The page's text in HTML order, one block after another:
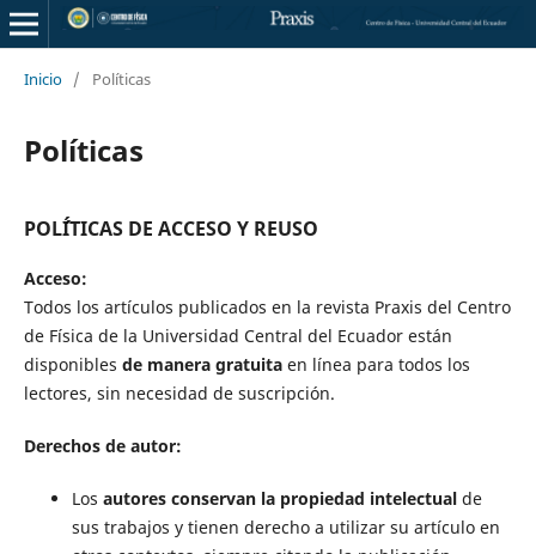
Inicio / Políticas
Políticas
POL´ÍTICAS DE ACCESO Y REUSO
Acceso:
Todos los artículos publicados en la revista Praxis del Centro
de Física de la Universidad Central del Ecuador están
disponibles de manera gratuitaen línea para todos los
lectores, sin necesidad de suscripción.
Derechos de autor:
Los autores conservan la propiedad intelectualde
sus trabajos y tienen derecho a utilizar su artículo en